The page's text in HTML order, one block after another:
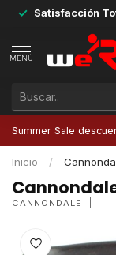
Satisfacción
MENÚ
Summer Sale
Inicio /
CANNONDALE